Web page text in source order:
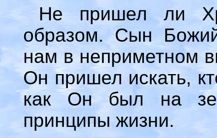
Не пришел ли
образом. Сын
нам в неприметном
Он пришел искать,
как Он был на
принципы жизни.